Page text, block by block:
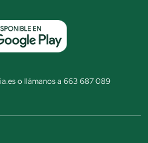
o llámanos a 663 687 089